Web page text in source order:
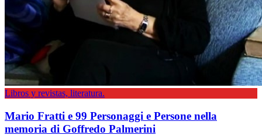
Libros y revistas, literatura.
Mario Fratti e 99 Personaggi e Persone nella
memoria di Goffredo Palmerini